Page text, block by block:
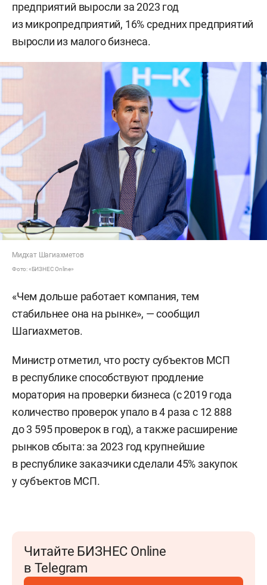
предприятий выросли за 2023 год
из микропредприятий, 16% средних предприятий
выросли из малого бизнеса.
Мидхат Шагиахметов
Фото: «БИЗНЕС Online»
«Чем дольше работает компания, тем
стабильнее она на рынке», — сообщил
Шагиахметов.
Министр отметил, что росту субъектов МСП
в республике способствуют продление
моратория на проверки бизнеса (с 2019 года
количество проверок упало в 4 раза с 12 888
до 3 595 проверок в год), а также расширение
рынков сбыта: за 2023 год крупнейшие
в республике заказчики сделали 45% закупок
у субъектов МСП.
Читайте БИЗНЕС Online
в Telegram